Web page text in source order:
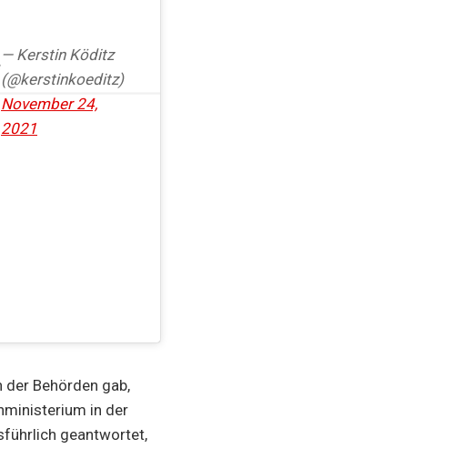
— Kerstin Köditz
(@kerstinkoeditz)
November 24,
2021
Behörden gab,
in der
geantwortet,